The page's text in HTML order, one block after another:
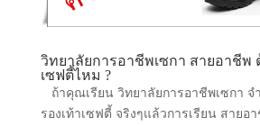
วิทยาลัยการอาชีพเซกา สายอาชีพ
เซฟตี้ไหม ?
ถ้าคุณเรียน วิทยาลัยการอาชีพเซกา จ
รองเท้าเซฟตี้ จริงๆแล้วการเรียน สายอ